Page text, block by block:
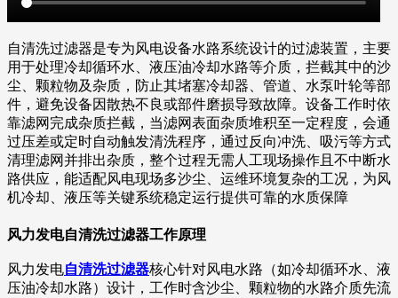
自清洗过滤器是专为风电设备水路系统设计的过滤装置，主要
用于处理冷却循环水、液压油冷却水路等介质，拦截其中的沙
尘、颗粒物及杂质，防止其堵塞冷却器、管道、水泵叶轮等部
件，避免设备因散热不良或部件磨损导致故障。设备工作时依
靠滤网完成杂质拦截，当滤网表面杂质堆积至一定程度，会通
过压差或定时自动触发清洗程序，通过反向冲洗、吸污等方式
清理滤网并排出杂质，整个过程无需人工现场操作且不中断水
路供应，能适配风电现场多沙尘、运维环境复杂的工况，为风
机冷却、液压等关键系统稳定运行提供可靠的水质保障
风力发电自清洗过滤器工作原理
风力发电自清洗过滤器核心针对风电水路（如冷却循环水、液
压油冷却水路）设计，工作时含沙尘、颗粒物的水路介质先流